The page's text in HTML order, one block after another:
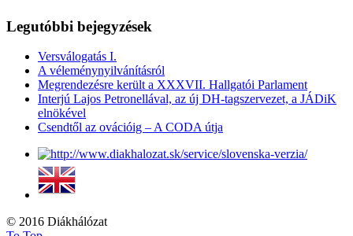
Legutóbbi bejegyzések
Versválogatás I.
A véleménynyilvánításról
Megrendezésre került a XXXVII. Hallgatói Parlament
Interjú Lajos Petronellával, az új DH-tagszervezet, a JÁDiK
elnökével
Csendtől az ovációig – A CODA útja
© 2016 Diákhálózat